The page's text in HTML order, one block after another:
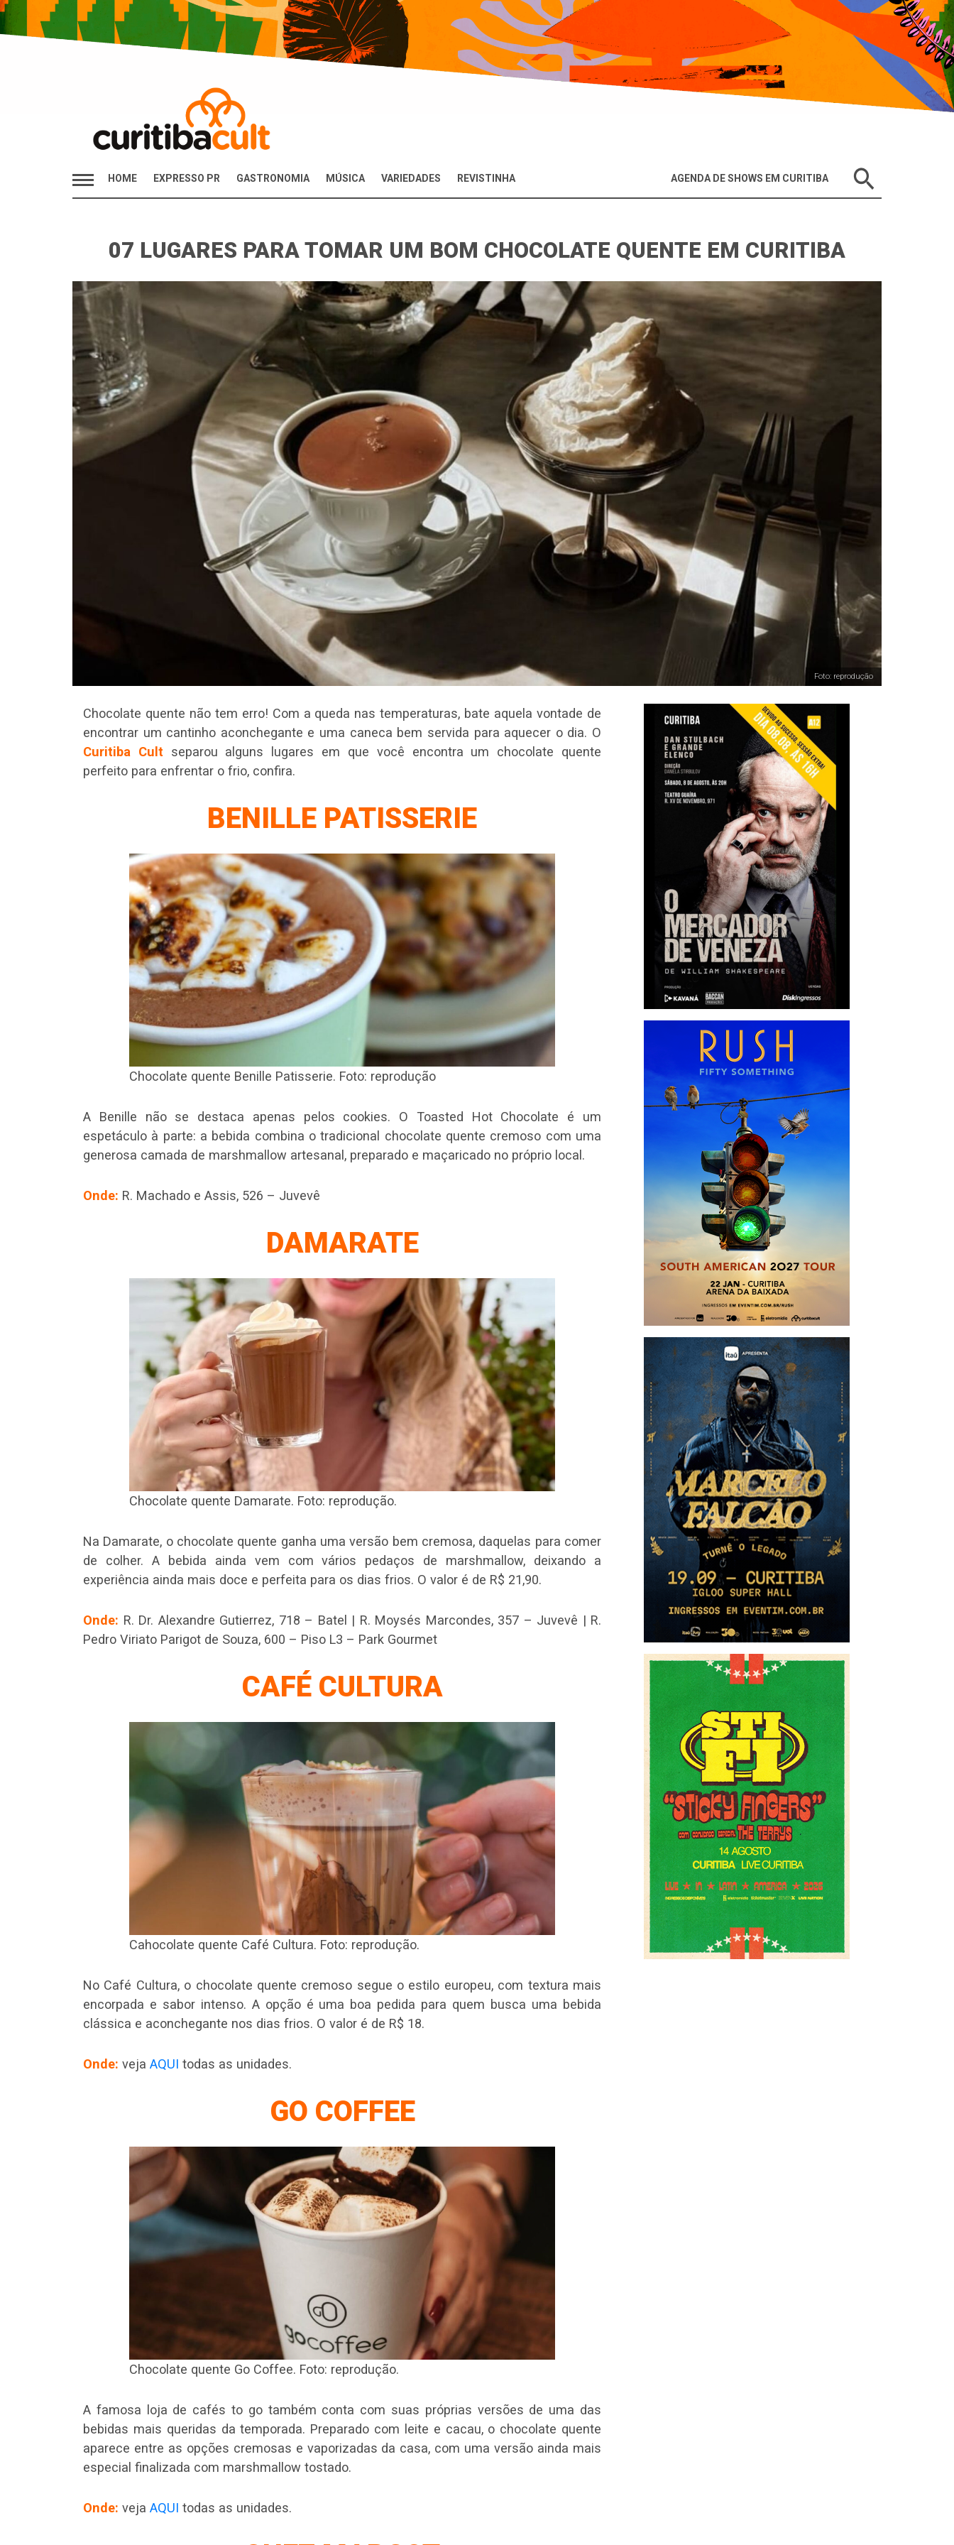
HOME EXPRESSO PR GASTRONOMIA MÚSICA VARIEDADES REVISTINHA AGENDA DE SHOWS EM CURITIBA
07 LUGARES PARA TOMAR UM BOM CHOCOLATE QUENTE EM CURITIBA
Foto: reprodução
Chocolate quente não tem erro! Com a queda nas temperaturas, bate aquela vontade de
encontrar um cantinho aconchegante e uma caneca bem servida para aquecer o dia. O
Curitiba Cult separou alguns lugares em que você encontra um chocolate quente
perfeito para enfrentar o frio, confira.
BENILLE PATISSERIE
Chocolate quente Benille Patisserie. Foto: reprodução
A Benille não se destaca apenas pelos cookies. O Toasted Hot Chocolate é um
espetáculo à parte: a bebida combina o tradicional chocolate quente cremoso com uma
generosa camada de marshmallow artesanal, preparado e maçaricado no próprio local.
Onde: R. Machado e Assis, 526 – Juvevê
DAMARATE
Chocolate quente Damarate. Foto: reprodução.
Na Damarate, o chocolate quente ganha uma versão bem cremosa, daquelas para comer
de colher. A bebida ainda vem com vários pedaços de marshmallow, deixando a
experiência ainda mais doce e perfeita para os dias frios. O valor é de R$ 21,90.
Onde: R. Dr. Alexandre Gutierrez, 718 – Batel | R. Moysés Marcondes, 357 – Juvevê | R.
Pedro Viriato Parigot de Souza, 600 – Piso L3 – Park Gourmet
CAFÉ CULTURA
Cahocolate quente Café Cultura. Foto: reprodução.
No Café Cultura, o chocolate quente cremoso segue o estilo europeu, com textura mais
encorpada e sabor intenso. A opção é uma boa pedida para quem busca uma bebida
clássica e aconchegante nos dias frios. O valor é de R$ 18.
Onde: veja AQUI todas as unidades.
GO COFFEE
Chocolate quente Go Coffee. Foto: reprodução.
A famosa loja de cafés to go também conta com suas próprias versões de uma das
bebidas mais queridas da temporada. Preparado com leite e cacau, o chocolate quente
aparece entre as opções cremosas e vaporizadas da casa, com uma versão ainda mais
especial finalizada com marshmallow tostado.
Onde: veja AQUI todas as unidades.